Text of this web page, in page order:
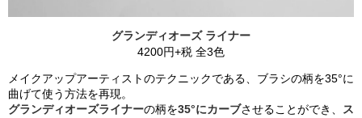
グランディオーズ ライナー
4200円+税 全3色
メイクアップアーティストのテクニックである、ブラシの柄を35°に
曲げて使う方法を再現。
グランディオーズライナーの柄を35°にカーブさせることができ、
ス